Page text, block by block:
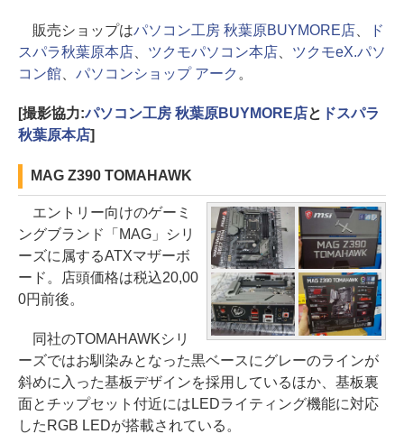
販売ショップはパソコン工房 秋葉原BUYMORE店、
ド
スパラ秋葉原本店、 ツクモパソコン本店、 ツクモeX.パソ
コン館、 パソコンショップ アーク 。
[撮影協力:パソコン工房 秋葉原BUYMORE店と ドスパラ
秋葉原本店]
MAG Z390 TOMAHAWK
エントリー向けのゲーミ
ングブランド「MAG」シリ
ーズに属するATXマザーボ
ード。店頭価格は税込20,00
0円前後。
同社のTOMAHAWKシリ
ーズではお馴染みとなった黒ベースにグレーのラインが
斜めに入った基板デザインを採用しているほか、基板裏
面とチップセット付近にはLEDライティング機能に対応
したRGB LEDが搭載されている。